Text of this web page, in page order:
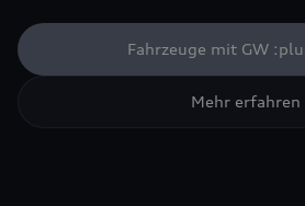
Fahrzeuge mit GW
Mehr erfahren